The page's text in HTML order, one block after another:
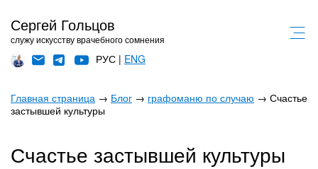
Сергей Гольцов
служу искусству врачебного сомнения
РУС | ENG
Главная страница → Блог → графоманю по случаю → Счастье
застывшей культуры
Счастье застывшей культуры